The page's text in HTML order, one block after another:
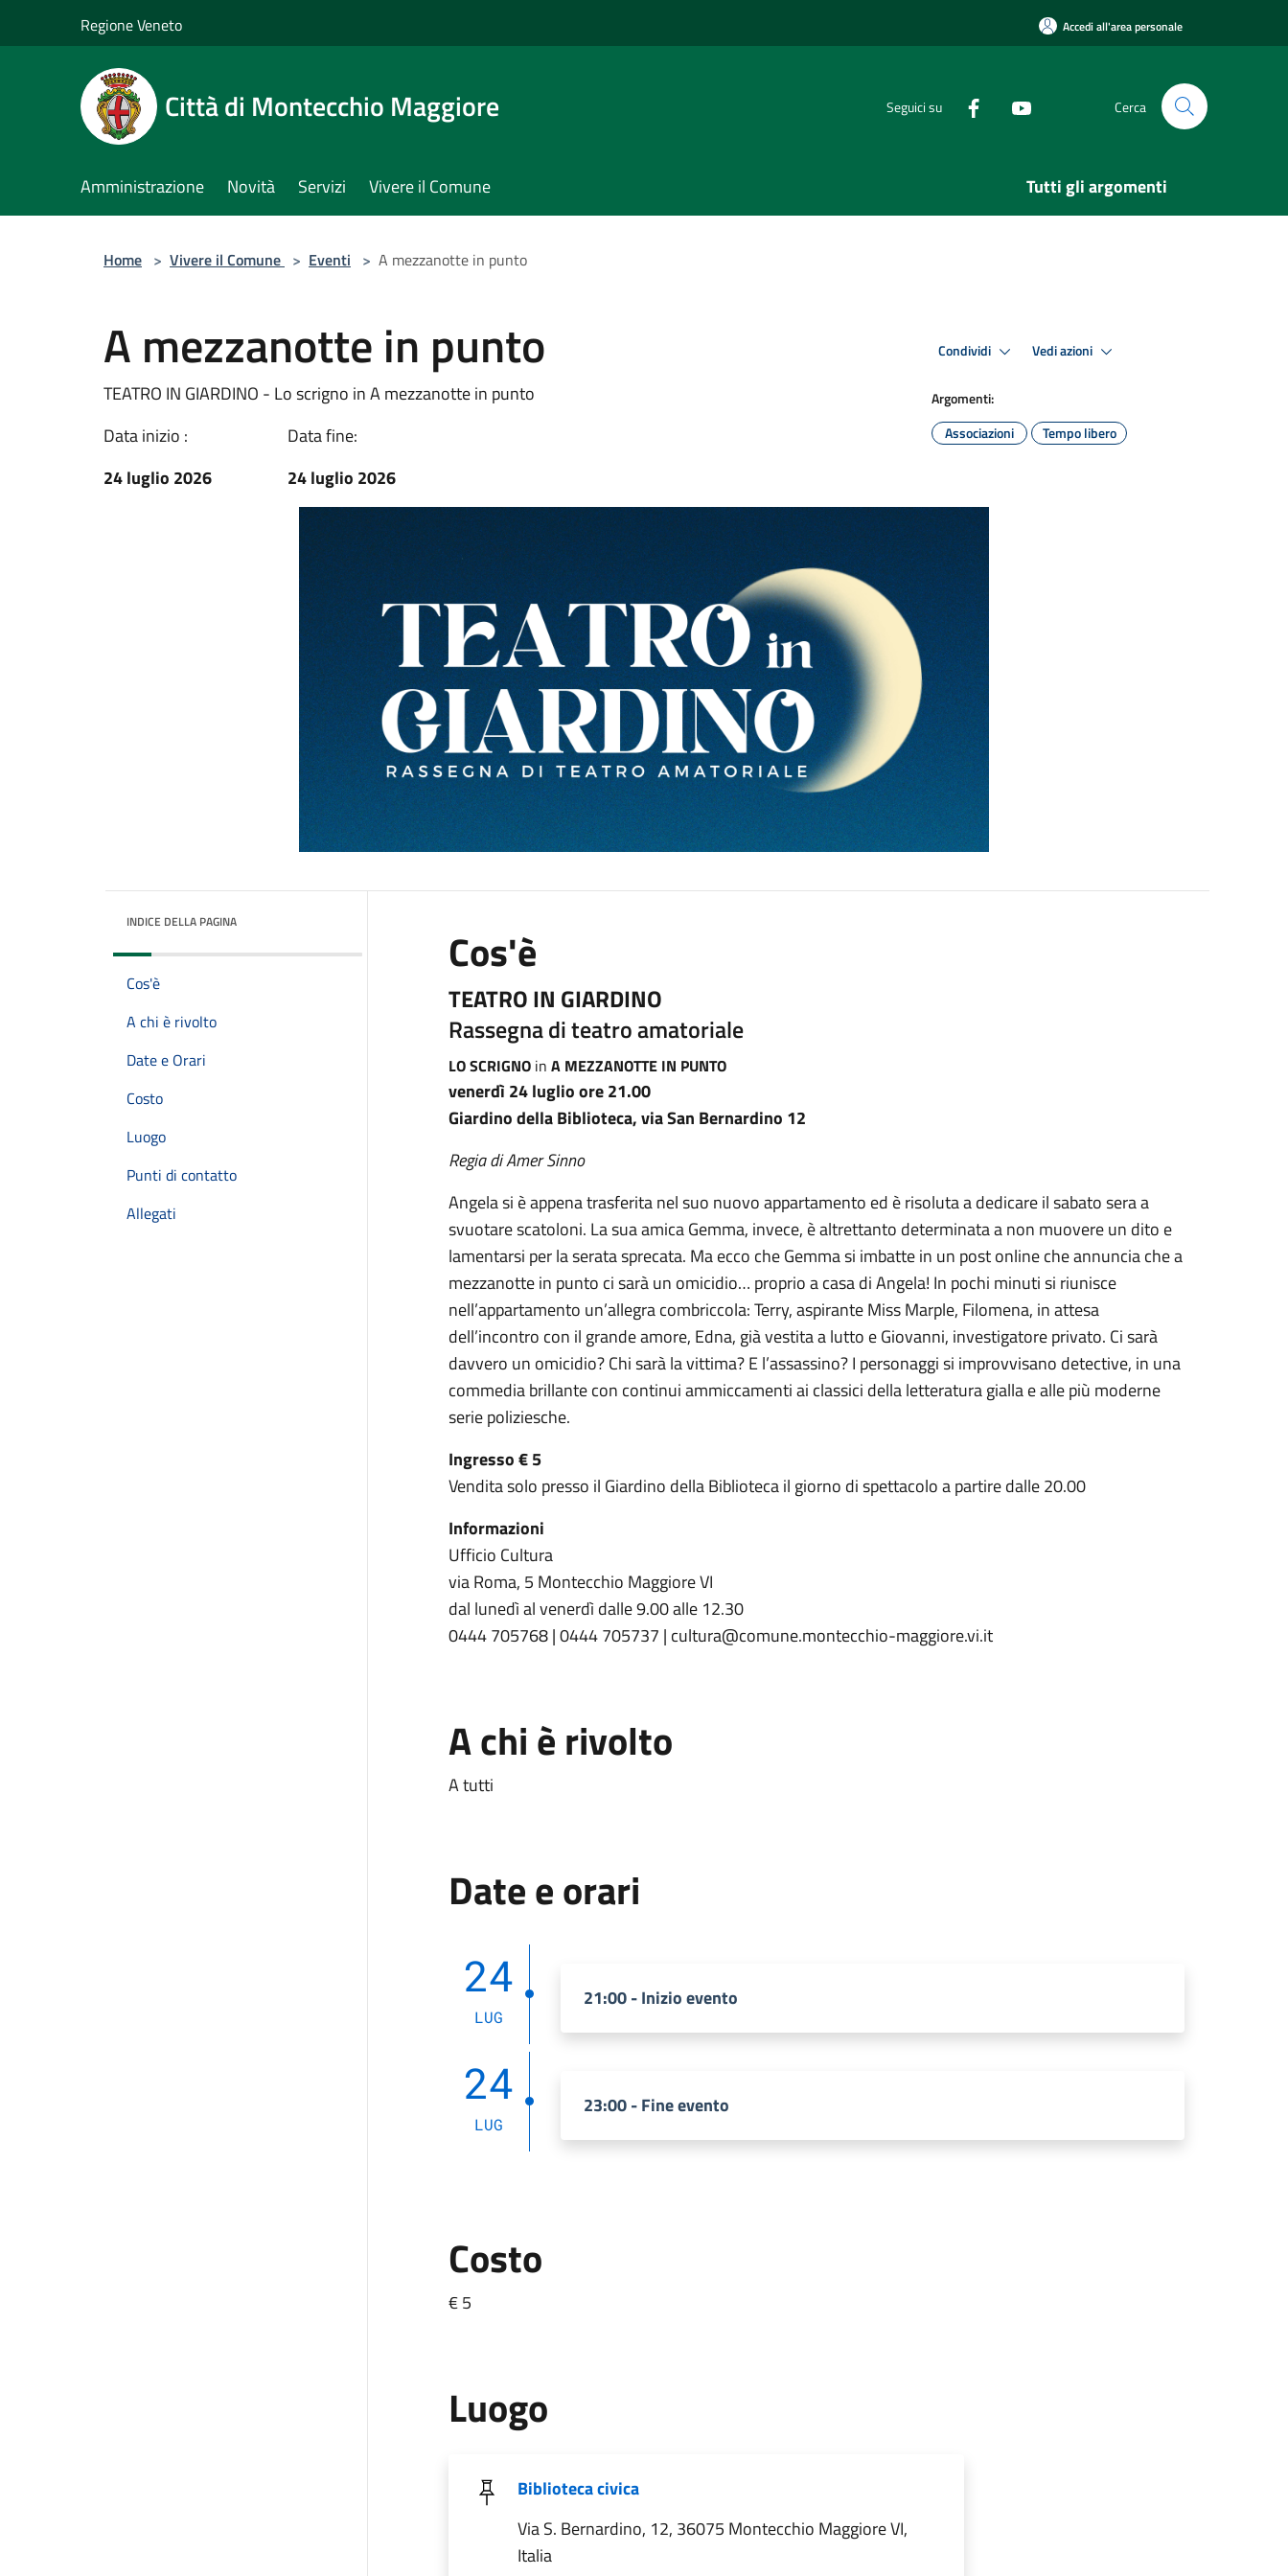
Regione Veneto Accedi all'area personale
Città di Montecchio Maggiore Seguici su Cerca
Amministrazione Novità Servizi Vivere il Comune Tutti gli argomenti
Home > Vivere il Comune > Eventi > A mezzanotte in punto
A mezzanotte in punto
TEATRO IN GIARDINO - Lo scrigno in A mezzanotte in punto
Data inizio :
24 luglio 2026
Data fine:
24 luglio 2026
Condividi Vedi azioni
Argomenti:
Associazioni
Tempo libero
INDICE DELLA PAGINA
Cos'è
A chi è rivolto
Date e Orari
Costo
Luogo
Punti di contatto
Allegati
Cos'è
TEATRO IN GIARDINO
Rassegna di teatro amatoriale
LO SCRIGNO in A MEZZANOTTE IN PUNTO
venerdì 24 luglio ore 21.00
Giardino della Biblioteca, via San Bernardino 12
Regia di Amer Sinno
Angela si è appena trasferita nel suo nuovo appartamento ed è risoluta a dedicare il sabato sera a
svuotare scatoloni. La sua amica Gemma, invece, è altrettanto determinata a non muovere un dito e
lamentarsi per la serata sprecata. Ma ecco che Gemma si imbatte in un post online che annuncia che a
mezzanotte in punto ci sarà un omicidio… proprio a casa di Angela! In pochi minuti si riunisce
nell’appartamento un’allegra combriccola: Terry, aspirante Miss Marple, Filomena, in attesa
dell’incontro con il grande amore, Edna, già vestita a lutto e Giovanni, investigatore privato. Ci sarà
davvero un omicidio? Chi sarà la vittima? E l’assassino? I personaggi si improvvisano detective, in una
commedia brillante con continui ammiccamenti ai classici della letteratura gialla e alle più moderne
serie poliziesche.
Ingresso € 5
Vendita solo presso il Giardino della Biblioteca il giorno di spettacolo a partire dalle 20.00
Informazioni
Ufficio Cultura
via Roma, 5 Montecchio Maggiore VI
dal lunedì al venerdì dalle 9.00 alle 12.30
0444 705768 | 0444 705737 | cultura@comune.montecchio-maggiore.vi.it
A chi è rivolto
A tutti
Date e orari
24
LUG
21:00 - Inizio evento
24
LUG
23:00 - Fine evento
Costo
€ 5
Luogo
Biblioteca civica
Via S. Bernardino, 12, 36075 Montecchio Maggiore VI,
Italia